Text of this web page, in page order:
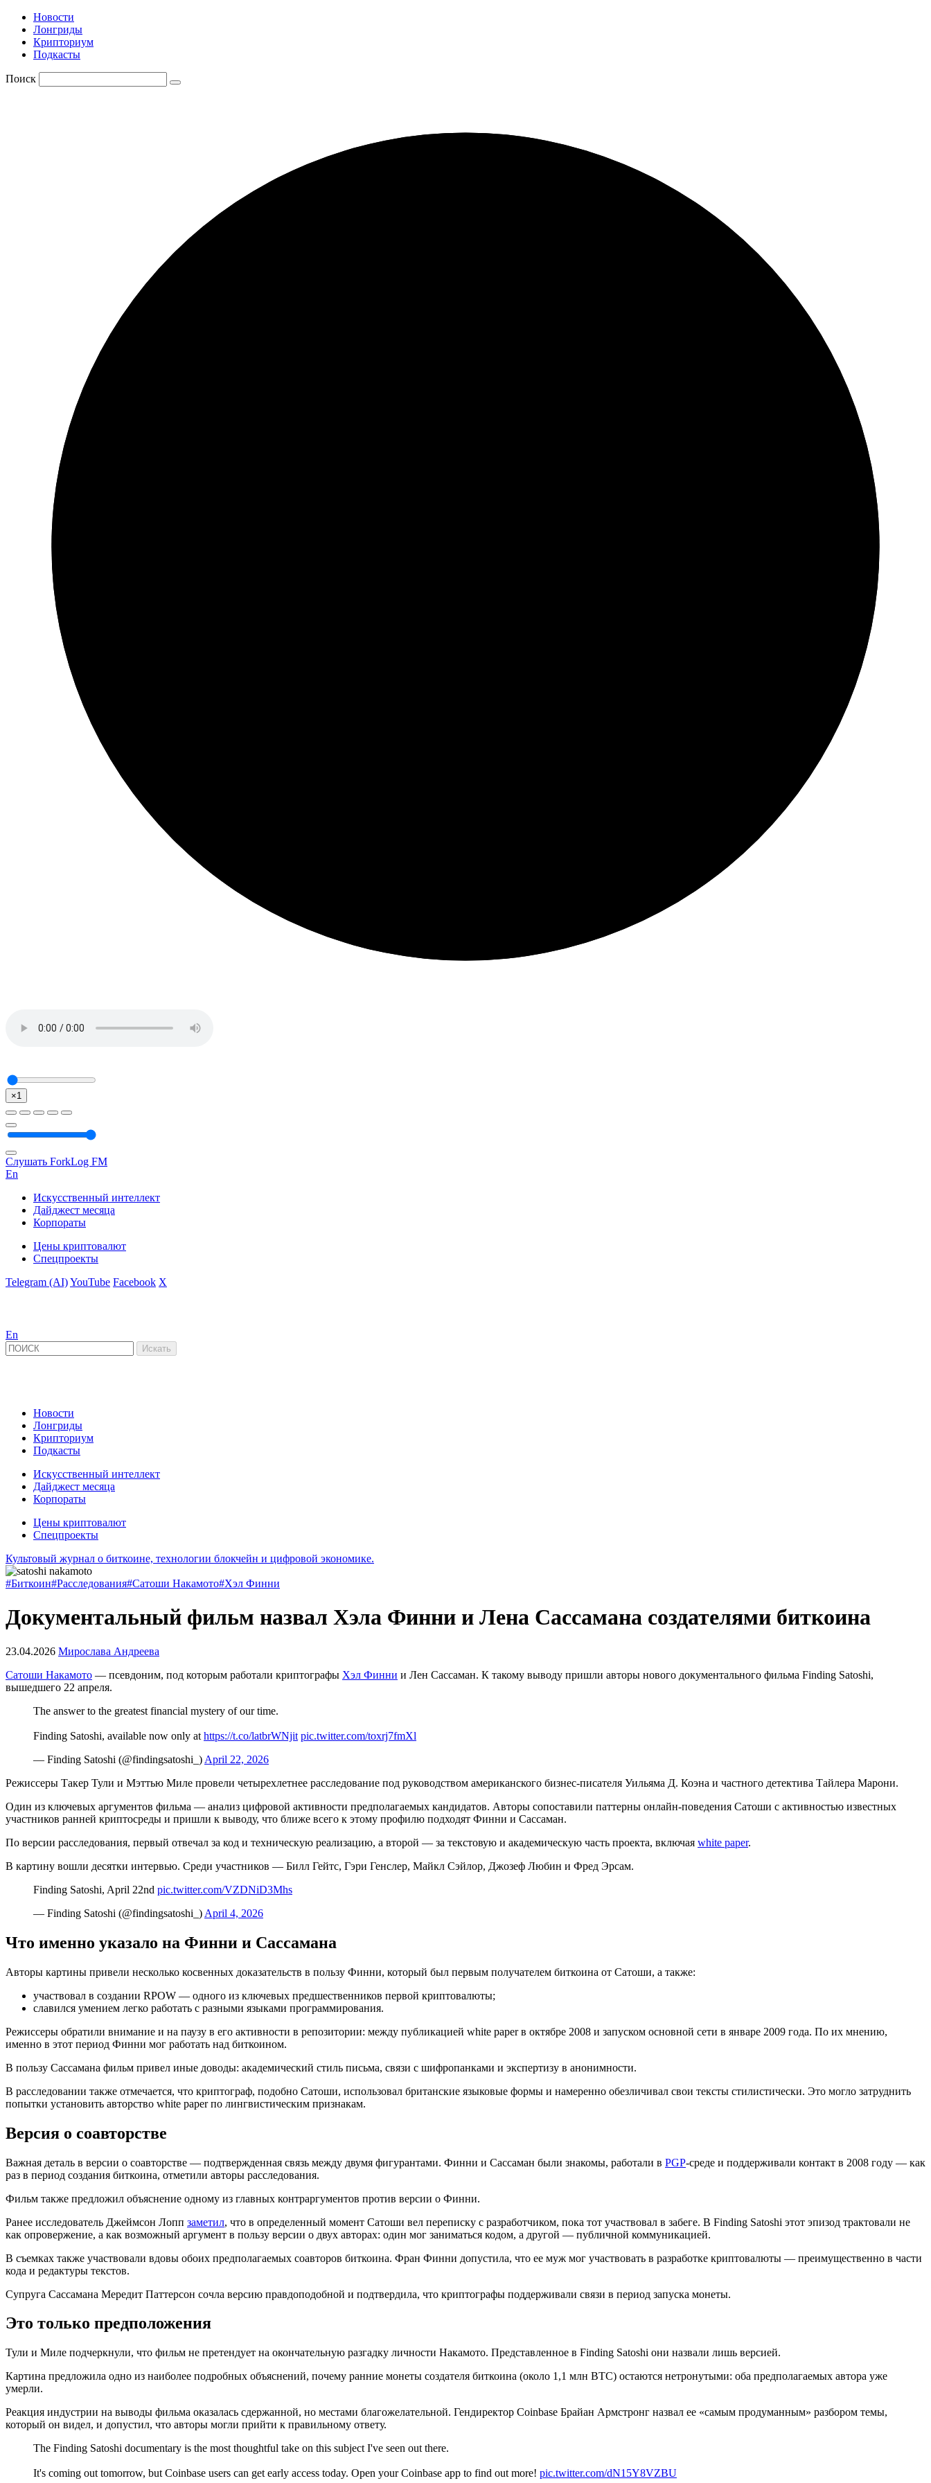
Новости
Лонгриды
Крипториум
Подкасты
Поиск
×1
Слушать ForkLog FM
En
Искусственный интеллект
Дайджест месяца
Корпораты
Цены криптовалют
Спецпроекты
Telegram (AI)YouTube Facebook X
En
Новости
Лонгриды
Крипториум
Подкасты
Искусственный интеллект
Дайджест месяца
Корпораты
Цены криптовалют
Спецпроекты
Культовый журнал о биткоине, технологии блокчейн и цифровой экономике.
#Биткоин#Расследования#Сатоши Накамото#Хэл Финни
Документальный фильм назвал Хэла Финни и Лена Сассамана создателями биткоина
23.04.2026 Мирослава Андреева
Сатоши Накамото — псевдоним, под которым работали криптографы Хэл Финни и Лен Сассаман. К такому выводу пришли авторы нового документального фильма Finding Satoshi,
вышедшего 22 апреля.
The answer to the greatest financial mystery of our time.
Finding Satoshi, available now only at https://t.co/latbrWNjit pic.twitter.com/toxrj7fmXl
— Finding Satoshi (@findingsatoshi_) April 22, 2026
Режиссеры Такер Тули и Мэттью Миле провели четырехлетнее расследование под руководством американского бизнес-писателя Уильяма Д. Коэна и частного детектива Тайлера Марони.
Один из ключевых аргументов фильма — анализ цифровой активности предполагаемых кандидатов. Авторы сопоставили паттерны онлайн-поведения Сатоши с активностью известных
участников ранней криптосреды и пришли к выводу, что ближе всего к этому профилю подходят Финни и Сассаман.
По версии расследования, первый отвечал за код и техническую реализацию, а второй — за текстовую и академическую часть проекта, включая white paper.
В картину вошли десятки интервью. Среди участников — Билл Гейтс, Гэри Генслер, Майкл Сэйлор, Джозеф Любин и Фред Эрсам.
Finding Satoshi, April 22nd pic.twitter.com/VZDNiD3Mhs
— Finding Satoshi (@findingsatoshi_) April 4, 2026
Что именно указало на Финни и Сассамана
Авторы картины привели несколько косвенных доказательств в пользу Финни, который был первым получателем биткоина от Сатоши, а также:
участвовал в создании RPOW — одного из ключевых предшественников первой криптовалюты;
славился умением легко работать с разными языками программирования.
Режиссеры обратили внимание и на паузу в его активности в репозитории: между публикацией white paper в октябре 2008 и запуском основной сети в январе 2009 года. По их мнению,
именно в этот период Финни мог работать над биткоином.
В пользу Сассамана фильм привел иные доводы: академический стиль письма, связи с шифропанками и экспертизу в анонимности.
В расследовании также отмечается, что криптограф, подобно Сатоши, использовал британские языковые формы и намеренно обезличивал свои тексты стилистически. Это могло затруднить
попытки установить авторство white paper по лингвистическим признакам.
Версия о соавторстве
Важная деталь в версии о соавторстве — подтвержденная связь между двумя фигурантами. Финни и Сассаман были знакомы, работали в PGP-среде и поддерживали контакт в 2008 году — как
раз в период создания биткоина, отметили авторы расследования.
Фильм также предложил объяснение одному из главных контраргументов против версии о Финни.
Ранее исследователь Джеймсон Лопп заметил, что в определенный момент Сатоши вел переписку с разработчиком, пока тот участвовал в забеге. В Finding Satoshi этот эпизод трактовали не
как опровержение, а как возможный аргумент в пользу версии о двух авторах: один мог заниматься кодом, а другой — публичной коммуникацией.
В съемках также участвовали вдовы обоих предполагаемых соавторов биткоина. Фран Финни допустила, что ее муж мог участвовать в разработке криптовалюты — преимущественно в части
кода и редактуры текстов.
Супруга Сассамана Мередит Паттерсон сочла версию правдоподобной и подтвердила, что криптографы поддерживали связи в период запуска монеты.
Это только предположения
Тули и Миле подчеркнули, что фильм не претендует на окончательную разгадку личности Накамото. Представленное в Finding Satoshi они назвали лишь версией.
Картина предложила одно из наиболее подробных объяснений, почему ранние монеты создателя биткоина (около 1,1 млн BTC) остаются нетронутыми: оба предполагаемых автора уже
умерли.
Реакция индустрии на выводы фильма оказалась сдержанной, но местами благожелательной. Гендиректор Coinbase Брайан Армстронг назвал ее «самым продуманным» разбором темы,
который он видел, и допустил, что авторы могли прийти к правильному ответу.
The Finding Satoshi documentary is the most thoughtful take on this subject I've seen out there.
It's coming out tomorrow, but Coinbase users can get early access today. Open your Coinbase app to find out more! pic.twitter.com/dN15Y8VZBU